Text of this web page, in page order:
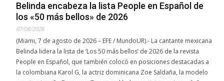
Belinda encabeza la lista People en Español de
los «50 más bellos» de 2026
07/08/2026
(Miami, 7 de agosto de 2026 – EFE / MundoUR).- La cantante mexicana
Belinda lidera la lista de ‘Los 50 más bellos’ de 2026 de la revista
People en Español, que también colocó en posiciones destacadas a
la colombiana Karol G, la actriz dominicana Zoe Saldaña, la modelo